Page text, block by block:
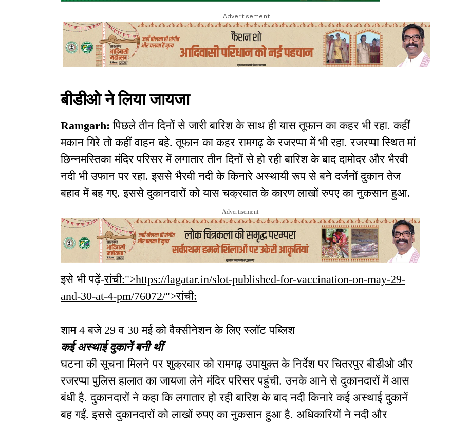
Advertisement
बीडीओ ने लिया जायजा
Ramgarh: पिछले तीन दिनों से जारी बारिश के साथ ही यास तूफान का कहर भी रहा. कहीं
मकान गिरे तो कहीं वाहन बहे. तूफान का कहर रामगढ़ के रजरप्पा में भी रहा. रजरप्पा स्थित मां
छिन्नमस्तिका मंदिर परिसर में लगातार तीन दिनों से हो रही बारिश के बाद दामोदर और भैरवी
नदी भी उफान पर रहा. इससे भैरवी नदी के किनारे अस्थायी रूप से बने दर्जनों दुकान तेज
बहाव में बह गए. इससे दुकानदारों को यास चक्रवात के कारण लाखों रुपए का नुकसान हुआ.
Advertisement
इसे भी पढ़ें-रांची:">https://lagatar.in/slot-published-for-vaccination-on-may-29-
and-30-at-4-pm/76072/">रांची:
शाम 4 बजे 29 व 30 मई को वैक्सीनेशन के लिए स्लॉट पब्लिश
कई अस्थाई दुकानें बनी थीं
घटना की सूचना मिलने पर शुक्रवार को रामगढ़ उपायुक्त के निर्देश पर चितरपुर बीडीओ और
रजरप्पा पुलिस हालात का जायजा लेने मंदिर परिसर पहुंची. उनके आने से दुकानदारों में आस
बंधी है. दुकानदारों ने कहा कि लगातार हो रही बारिश के बाद नदी किनारे कई अस्थाई दुकानें
बह गईं. इससे दुकानदारों को लाखों रुपए का नुकसान हुआ है. अधिकारियों ने नदी और